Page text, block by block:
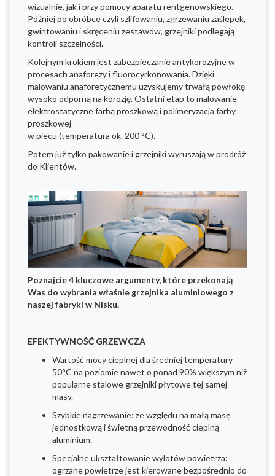
wizualnie, jak i przy pomocy aparatu rentgenowskiego.
Później po obróbce czyli szlifowaniu, zgrzewaniu zaślepek,
gwintowaniu i skręceniu zestawów, grzejniki podlegają
kontroli szczelności.
Kolejnym krokiem jest zabezpieczanie antykorozyjne w
procesach anaforezy i fluorocyrkonowania. Dzięki
malowaniu anaforetycznemu uzyskujemy trwałą powłokę
wysoko odporną na korozję. Ostatni etap to malowanie
elektrostatyczne farbą proszkową i polimeryzacja farby
proszkowej
w piecu (temperatura ok. 200 °C).
Potem już tylko pakowanie i grzejniki wyruszają w prodróż
do Klientów.
Poznajcie 4 kluczowe argumenty, które przekonają
Was do wybrania właśnie grzejnika aluminiowego z
naszej fabryki w Nisku.
EFEKTYWNOŚĆ GRZEWCZA
Wartość mocy cieplnej dla średniej temperatury
50°C na poziomie nawet o ponad 90% większym niż
popularne stalowe grzejniki płytowe tej samej
masy.
Szybkie nagrzewanie: ze względu na małą masę
jednostkową i świetną przewodność cieplną
aluminium.
Specjalne ukształtowanie wylotów powietrza:
ogrzane powietrze jest kierowane bezpośrednio do